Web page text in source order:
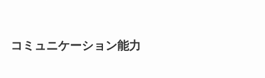
コミュニケーション能力